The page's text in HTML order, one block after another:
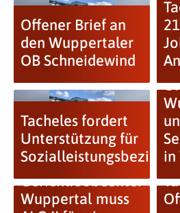
Offener Brief an
den Wuppertaler
OB Schneidewind
Tacheles fordert
Unterstützung für
in
Gericht: Jobcenter
Wuppertal muss